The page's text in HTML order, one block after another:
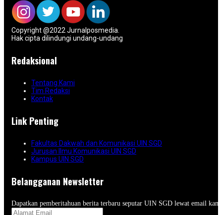
Copyright @2022 Jurnalposmedia.
Hak cipta dilindungi undang-undang
Redaksional
Tentang Kami
Tim Redaksi
Kontak
Link Penting
Fakultas Dakwah dan Komunikasi UIN SGD
Jurusan Ilmu Komunikasi UIN SGD
Kampus UIN SGD
Belangganan Newsletter
Dapatkan pemberitahuan berita terbaru seputar UIN SGD lewat email